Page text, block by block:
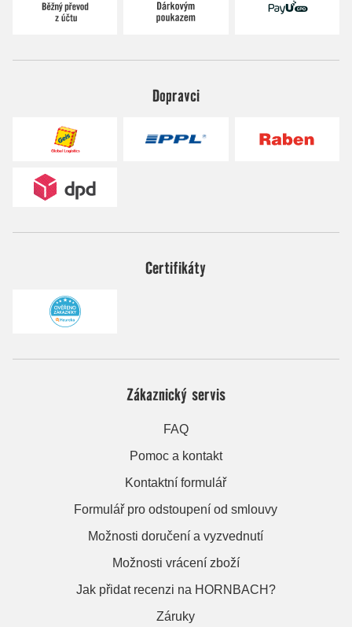
Dopravci
Certifikáty
Zákaznický servis
FAQ
Pomoc a kontakt
Kontaktní formulář
Formulář pro odstoupení od smlouvy
Možnosti doručení a vyzvednutí
Možnosti vrácení zboží
Jak přidat recenzi na HORNBACH?
Záruky